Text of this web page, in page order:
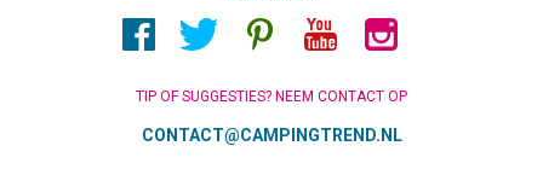
TIP OF SUGGESTIES? NEEM CONTACT OP
CONTACT@CAMPINGTREND.NL